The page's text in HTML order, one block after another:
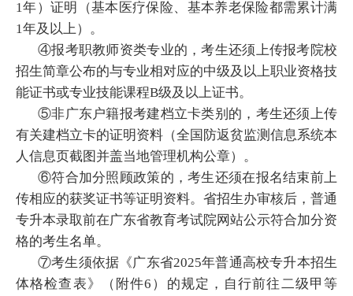
1年）证明（基本医疗保险、基本养老保险都需累计满
1年及以上）。
④报考职教师资类专业的，考生还须上传报考院校
招生简章公布的与专业相对应的中级及以上职业资格技
能证书或专业技能课程B级及以上证书。
⑤非广东户籍报考建档立卡类别的，考生还须上传
有关建档立卡的证明资料（全国防返贫监测信息系统本
人信息页截图并盖当地管理机构公章）。
⑥符合加分照顾政策的，考生还须在报名结束前上
传相应的获奖证书等证明资料。省招生办审核后，普通
专升本录取前在广东省教育考试院网站公示符合加分资
格的考生名单。
⑦考生须依据《广东省2025年普通高校专升本招生
体格检查表》（附件6）的规定，自行前往二级甲等